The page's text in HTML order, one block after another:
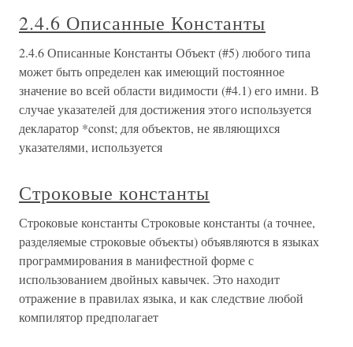
2.4.6 Описанные Константы
2.4.6 Описанные Константы Объект (#5) любого типа
может быть определен как имеющий постоянное
значение во всей области видимости (#4.1) его имни. В
случае указателей для достижения этого используется
декларатор *const; для объектов, не являющихся
указателями, используется
Строковые константы
Строковые константы Строковые константы (а точнее,
разделяемые строковые объекты) объявляются в языках
программирования в манифестной форме с
использованием двойных кавычек. Это находит
отражение в правилах языка, и как следствие любой
компилятор предполагает